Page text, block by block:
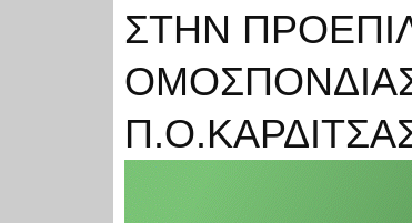
ΣΤΗΝ